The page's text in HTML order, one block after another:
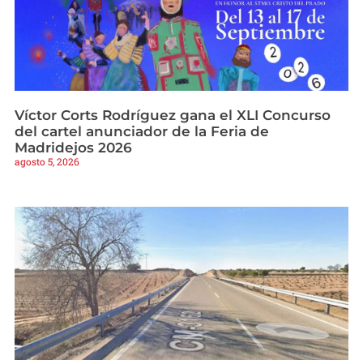
Víctor Corts Rodríguez gana el XLI Concurso
del cartel anunciador de la Feria de
Madridejos 2026
agosto 5, 2026